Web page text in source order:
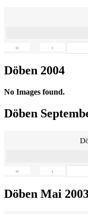
« ‹
Döben 2004
No Images found.
Döben
« ‹
Döben Mai